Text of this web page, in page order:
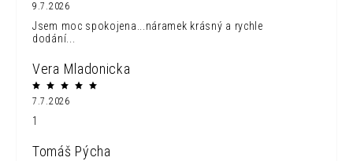
9.7.2026
Jsem moc spokojena...náramek krásný a rychle
dodání...
Vera Mladonicka
7.7.2026
1
Tomáš Pýcha